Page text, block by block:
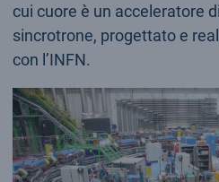
cui cuore è un acceleratore
sincrotrone, progettato e
con l’INFN.